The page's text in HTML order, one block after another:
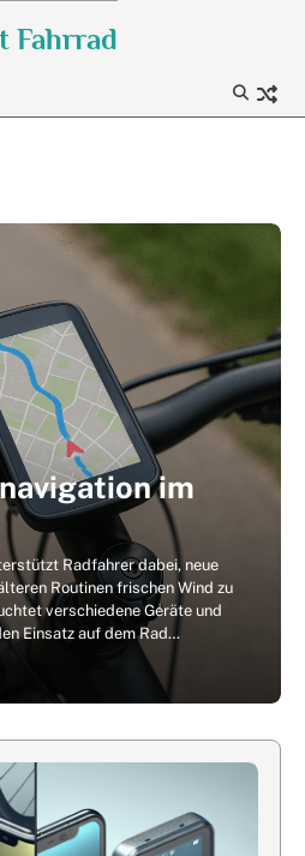
Fahrrad
im
Radfahrer dabei, neue
Routinen frischen Wind zu
verschiedene Geräte und
Einsatz auf dem Rad…